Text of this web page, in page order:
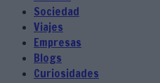
Sociedad
Viajes
Empresas
Blogs
Curiosidades